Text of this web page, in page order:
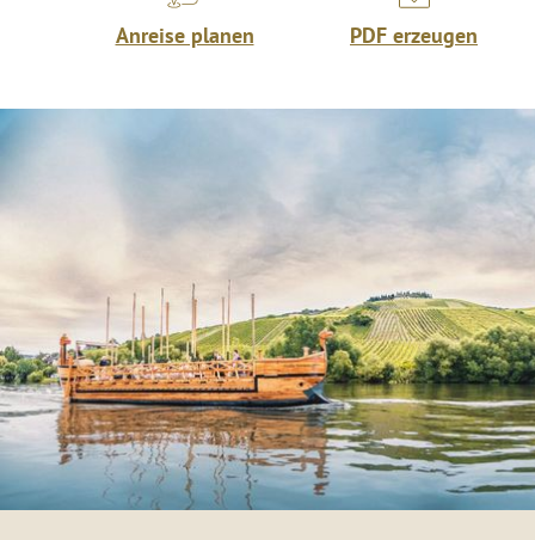
Anreise planen PDF erzeugen